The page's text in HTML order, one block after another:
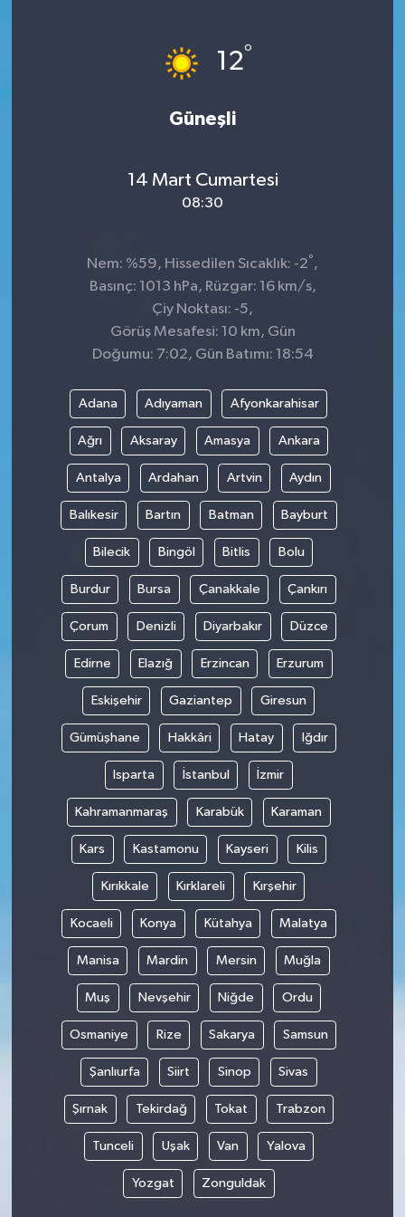
12°
Güneşli
14 Mart Cumartesi
08:30
Nem: %59, Hissedilen Sıcaklık: -2° ,
Basınç: 1013 hPa, Rüzgar: 16 km/s,
Çiy Noktası: -5,
Görüş Mesafesi: 10 km, Gün
Doğumu: 7:02, Gün Batımı: 18:54
Adana Adıyaman Afyonkarahisar
Ağrı Aksaray Amasya Ankara
Antalya Ardahan Artvin Aydın
Balıkesir Bartın Batman Bayburt
Bilecik Bingöl Bitlis Bolu
Burdur Bursa Çanakkale Çankırı
Çorum Denizli Diyarbakır Düzce
Edirne Elazığ Erzincan Erzurum
Eskişehir Gaziantep Giresun
Gümüşhane Hakkâri Hatay Iğdır
Isparta İstanbul İzmir
Kahramanmaraş Karabük Karaman
Kars Kastamonu Kayseri Kilis
Kırıkkale Kırklareli Kırşehir
Kocaeli Konya Kütahya Malatya
Manisa Mardin Mersin Muğla
Muş Nevşehir Niğde Ordu
Osmaniye Rize Sakarya Samsun
Şanlıurfa Siirt Sinop Sivas
Şırnak Tekirdağ Tokat Trabzon
Tunceli Uşak Van Yalova
Yozgat Zonguldak
SİVİL TOPLUM
SOSYAL YAŞAM
ULUSAL HABERLER